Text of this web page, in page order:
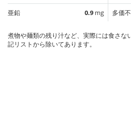
亜鉛
0.9 mg
多価
煮物や麺類の残り汁など、実際には食さな
記リストから除いてあります。